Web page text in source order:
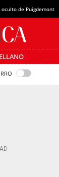
oculto de Puigdemont